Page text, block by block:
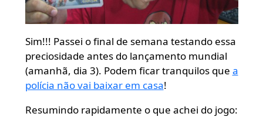
Sim!!! Passei o final de semana testando essa
preciosidade antes do lançamento mundial
(amanhã, dia 3). Podem ficar tranquilos que a
polícia não vai baixar em casa!
Resumindo rapidamente o que achei do jogo: